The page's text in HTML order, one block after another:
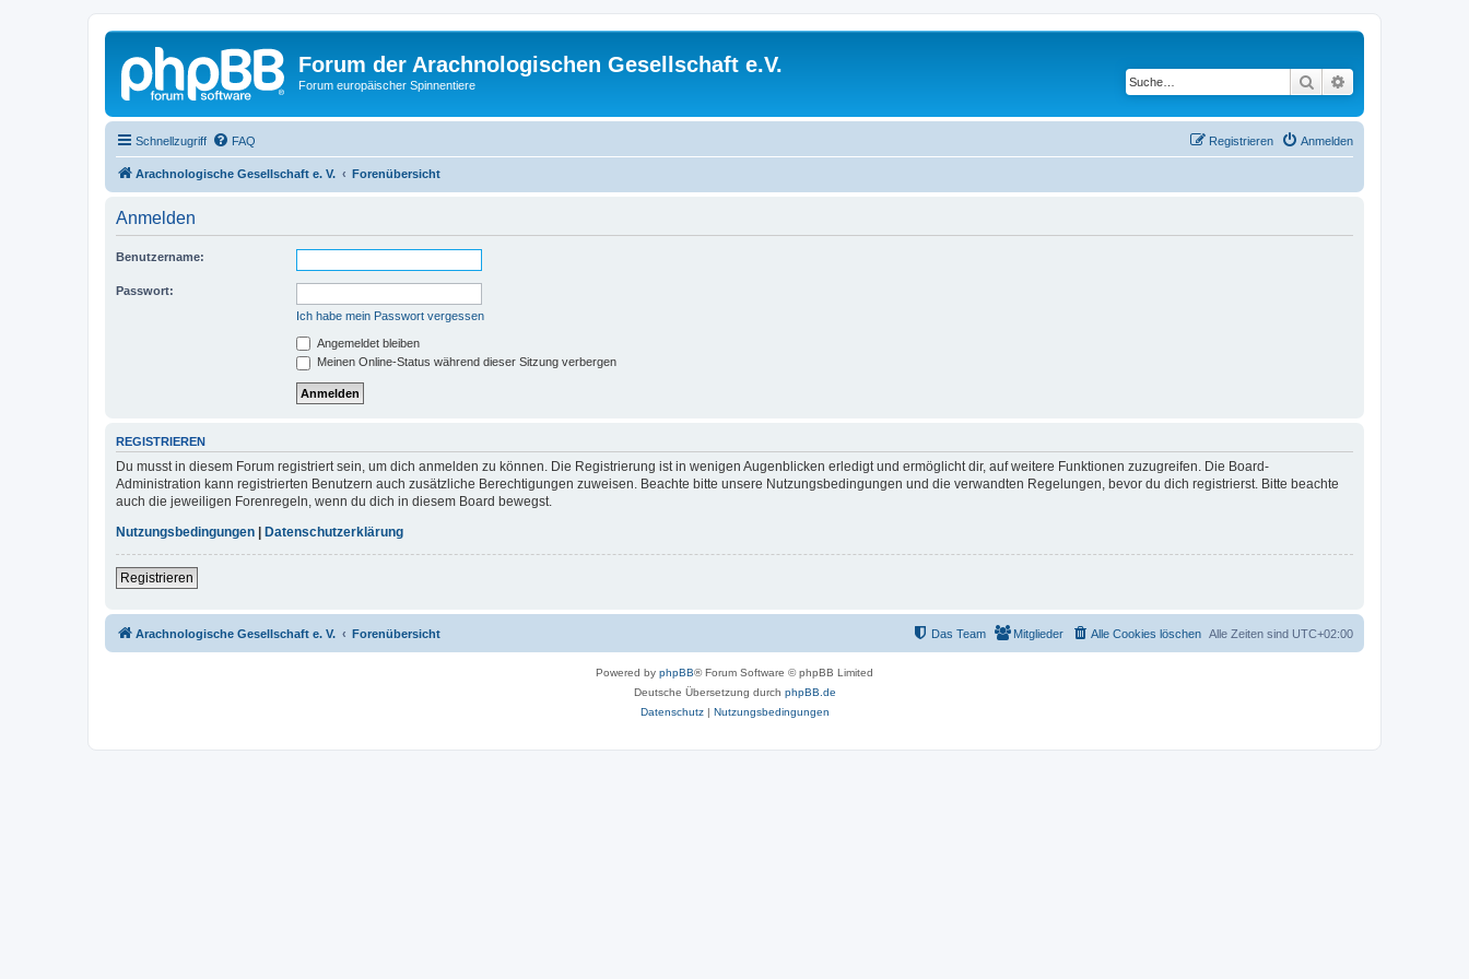
Forum der Arachnologischen Gesellschaft e.V.
Forum europäischer Spinnentiere Suche
Schnellzugriff FAQ Anmelden
Registrieren
Arachnologische Gesellschaft e. V. Forenübersicht
Anmelden
Benutzername:
Passwort:
Ich habe mein Passwort vergessen
Angemeldet bleiben
Meinen Online-Status während dieser Sitzung verbergen
REGISTRIEREN
Du musst in diesem Forum registriert sein, um dich anmelden zu können. Die Registrierung ist in wenigen Augenblicken erledigt und ermöglicht dir, auf weitere Funktionen zuzugreifen. Die Board-
Administration kann registrierten Benutzern auch zusätzliche Berechtigungen zuweisen. Beachte bitte unsere Nutzungsbedingungen und die verwandten Regelungen, bevor du dich registrierst. Bitte beachte
auch die jeweiligen Forenregeln, wenn du dich in diesem Board bewegst.
Nutzungsbedingungen
Datenschutzerklärung
Registrieren
Arachnologische Gesellschaft e. V. Forenübersicht Alle Zeiten sind UTC+02:00
Alle Cookies löschen
Mitglieder
Das Team
Powered by phpBB® Forum Software © phpBB Limited
Deutsche Übersetzung durch phpBB.de
Datenschutz| Nutzungsbedingungen